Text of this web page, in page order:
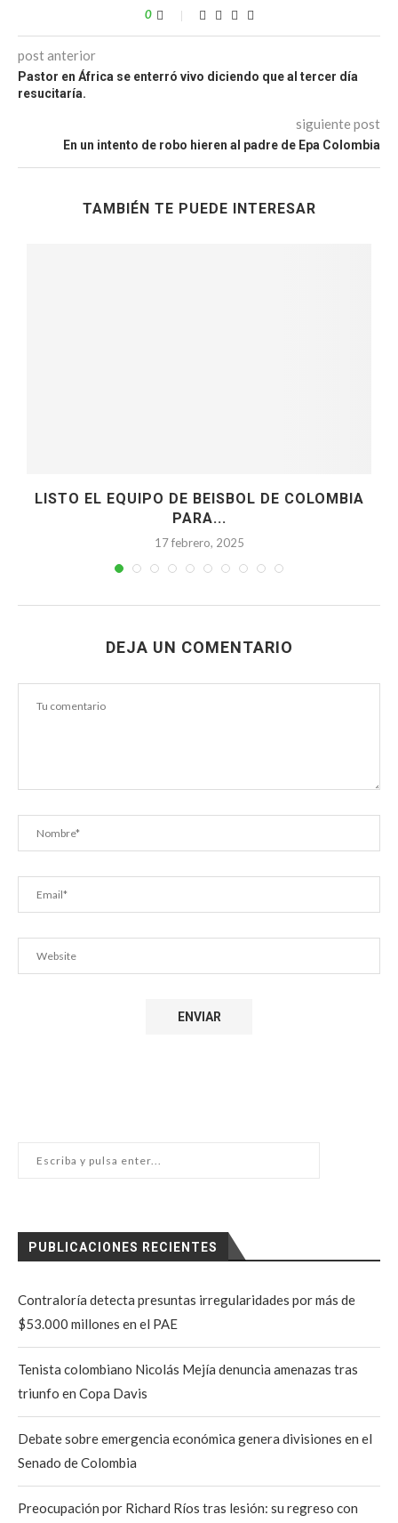
0
post anterior
Pastor en África se enterró vivo diciendo que al tercer día
resucitaría.
siguiente post
En un intento de robo hieren al padre de Epa Colombia
TAMBIÉN TE PUEDE INTERESAR
LISTO EL EQUIPO DE BEISBOL DE COLOMBIA
PARA...
17 febrero, 2025
DEJA UN COMENTARIO
PUBLICACIONES RECIENTES
Contraloría detecta presuntas irregularidades por más de
$53.000 millones en el PAE
Tenista colombiano Nicolás Mejía denuncia amenazas tras
triunfo en Copa Davis
Debate sobre emergencia económica genera divisiones en el
Senado de Colombia
Preocupación por Richard Ríos tras lesión: su regreso con